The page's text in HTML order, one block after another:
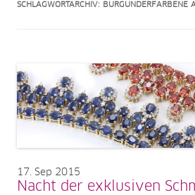
SCHLAGWORTARCHIV: BURGUNDERFARBENE
17 Sep 2015
Nacht der exklusiven